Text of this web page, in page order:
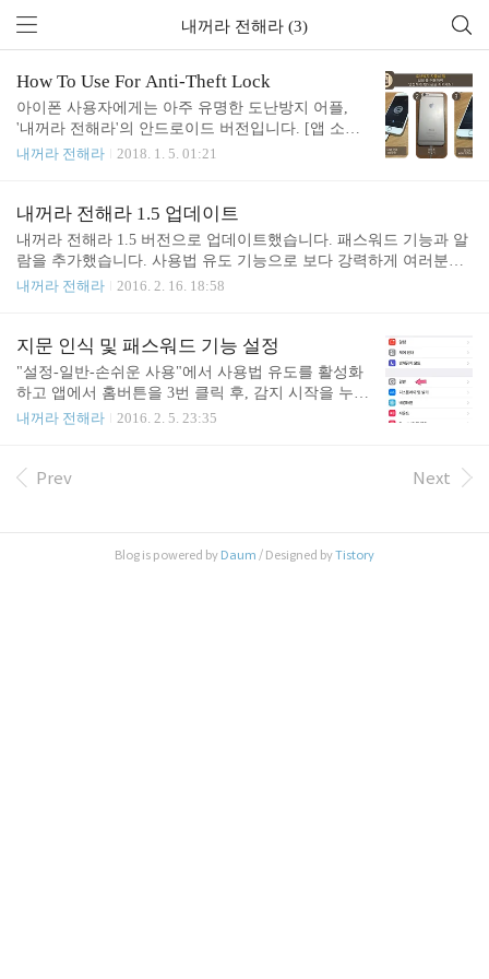
내꺼라 전해라 (3)
How To Use For Anti-Theft Lock
아이폰 사용자에게는 아주 유명한 도난방지 어플,
'내꺼라 전해라'의 안드로이드 버전입니다. [앱 소개]
찜질방, 카폐, 도서관등 외부에서 핸드폰 도난 때문
결 상태일때 도난 감지가 시작됩니다.도둑이 핸드폰
의 충전 / 이어폰 케이블의 잭을 분리하는 순간! 불쾌
한 진동과 알람이 울립니다.당황하는 도둑이 알람 소
0.5초 각격으로 자동 볼륨 설정을 해놨기 때문에 소
잭을 분리할 때 당황하지 않도록 초기 10초 가량은
진동과 함께 사진 촬영 소리가 나옵니다. 그 이후에
는 시끄러운 경고 알람이 울리게 설정해놨습니다...
내꺼라 전해라 2018. 1. 5. 01:21
내꺼라 전해라 1.5 업데이트
내꺼라 전해라 1.5 버전으로 업데이트했습니다. 패스워드 기능과 알
람을 추가했습니다. 사용법 유도 기능으로 보다 강력하게 여러분의
핸드폰을 지켜줍니다.
내꺼라 전해라 2016. 2. 16. 18:58
지문 인식 및 패스워드 기능 설정
"설정-일반-손쉬운 사용"에서 사용법 유도를 활성화
하고 앱에서 홈버튼을 3번 클릭 후, 감지 시작을 누르
시면 됩니다. 기존처럼 지문인식으로 사용하시려면,
설정시 내꺼라 전해라 앱에서 홈 버튼을 3번 눌러서
로 사용법 유도 기능을 종료하면됩니다. [사이트에
내꺼라 전해라 2016. 2. 5. 23:35
Prev Next
Blog is powered by Daum / Designed byTistory